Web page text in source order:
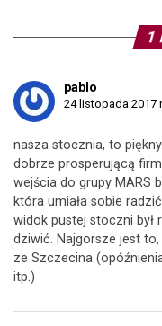
1
pablo
24 listopada 2017
nasza stocznia, to
dobrze prosperującą
wejścia do grupy MARS
która umiała sobie
widok pustej stoczni był
dziwić. Najgorsze jest to,
ze Szczecina
itp.)